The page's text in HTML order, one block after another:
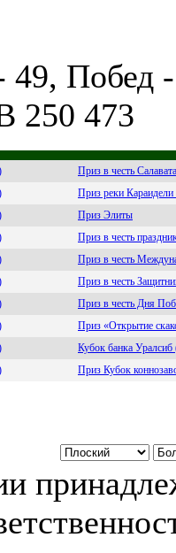
49,
250 473
Приз в честь
Приз реки
Приз Элиты
Приз в честь
Приз в честь
Приз в честь
Приз в честь Дня
Приз «Открытие
Кубок банка Уралсиб
Приз Кубок